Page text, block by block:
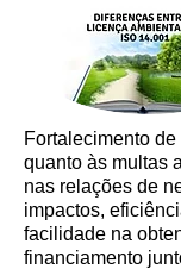
Fortalecimento
quanto às multas
nas relações de
impactos,
facilidade na
financiamento